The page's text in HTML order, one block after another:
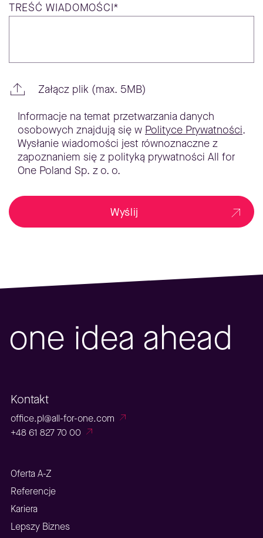
TREŚĆ WIADOMOŚCI*
Załącz plik (max. 5MB)
Informacje na temat przetwarzania danych
osobowych znajdują się w Polityce Prywatności.
Wysłanie wiadomości jest równoznaczne z
zapoznaniem się z polityką prywatności All for
One Poland Sp. z o. o.
Wyślij
one idea ahead
Kontakt
office.pl@all-for-one.com
+48 61 827 70 00
Oferta A-Z
Referencje
Kariera
Lepszy Biznes